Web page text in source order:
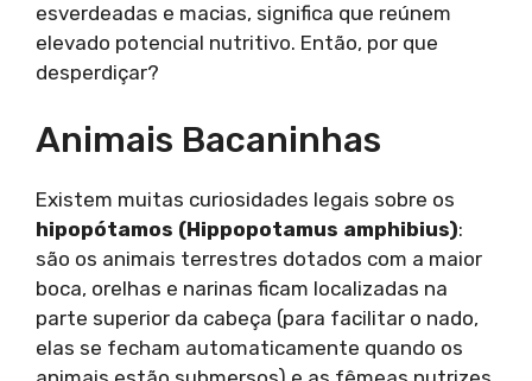
esverdeadas e macias, significa que reúnem
elevado potencial nutritivo. Então, por que
desperdiçar?
Animais Bacaninhas
Existem muitas curiosidades legais sobre os
hipopótamos (Hippopotamus amphibius):
são os animais terrestres dotados com a maior
boca, orelhas e narinas ficam localizadas na
parte superior da cabeça (para facilitar o nado,
elas se fecham automaticamente quando os